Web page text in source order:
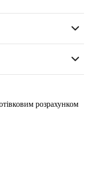
розрахунком